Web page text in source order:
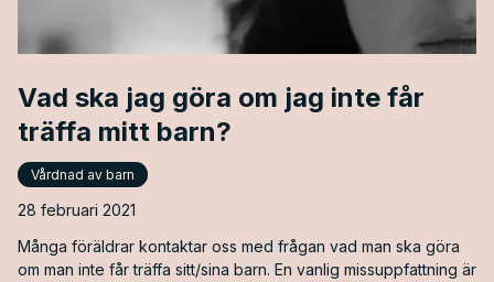
Vad ska jag göra om jag inte får
träffa mitt barn?
Vårdnad av barn
28 februari 2021
Många föräldrar kontaktar oss med frågan vad man ska göra
om man inte får träffa sitt/sina barn. En vanlig missuppfattning är